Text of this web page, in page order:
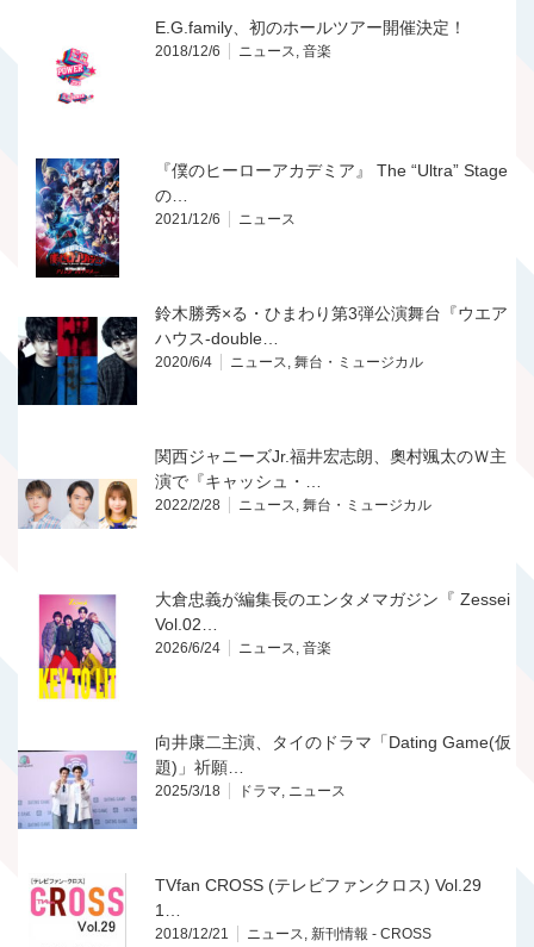
E.G.family、初のホールツアー開催決定！
2018/12/6 ニュース, 音楽
『僕のヒーローアカデミア』 The “Ultra” Stage
の…
2021/12/6 ニュース
鈴木勝秀×る・ひまわり第3弾公演舞台『ウエア
ハウス-double…
2020/6/4 ニュース, 舞台・ミュージカル
関西ジャニーズJr.福井宏志朗、奧村颯太のＷ主
演で『キャッシュ・…
2022/2/28 ニュース, 舞台・ミュージカル
大倉忠義が編集長のエンタメマガジン『 Zessei
Vol.02…
2026/6/24 ニュース, 音楽
向井康二主演、タイのドラマ「Dating Game(仮
題)」祈願…
2025/3/18 ドラマ, ニュース
TVfan CROSS (テレビファンクロス) Vol.29
1…
2018/12/21 ニュース, 新刊情報 - CROSS